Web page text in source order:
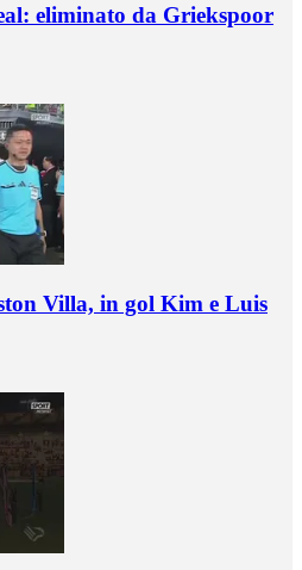
eliminato da Griekspoor
Villa, in gol Kim e Luis